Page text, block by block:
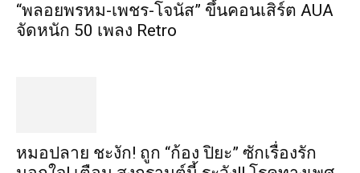
“พลอยพรหม-เพชร-โจนัส” ขึ้นคอนเสิร์ต AUA
จัดหนัก 50 เพลง Retro
หมอปลาย ชะงัก! ถูก “ก้อง ปิยะ” ซักเรื่องรัก